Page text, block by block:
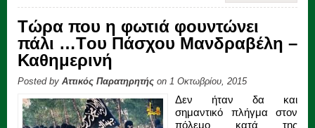
Τώρα που η φωτιά φουντώνει
πάλι …Tου Πάσχου Μανδραβέλη –
Καθημερινή
Posted by Αττικός Παρατηρητής on 1 Οκτωβρίου, 2015
Δεν ήταν δα και
σημαντικό πλήγμα στον
πόλεμο κατά της